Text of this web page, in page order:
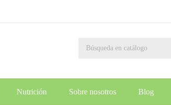
Nutrición Sobre nosotros Blog